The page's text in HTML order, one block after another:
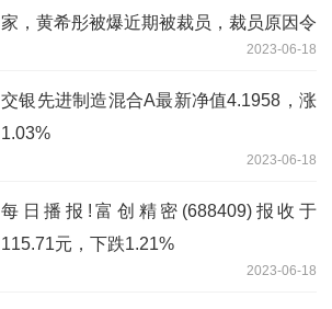
家，黄希彤被爆近期被裁员，裁员原因令
2023-06-18
交银先进制造混合A最新净值4.1958，涨
1.03%
2023-06-18
每日播报!富创精密(688409)报收于
115.71元，下跌1.21%
2023-06-18